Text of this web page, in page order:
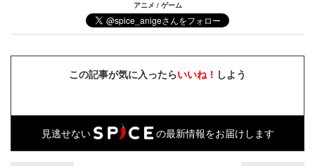
アニメ / ゲーム
この記事が気に入ったらいいね！ しよう
見逃せない の最新情報をお届けします